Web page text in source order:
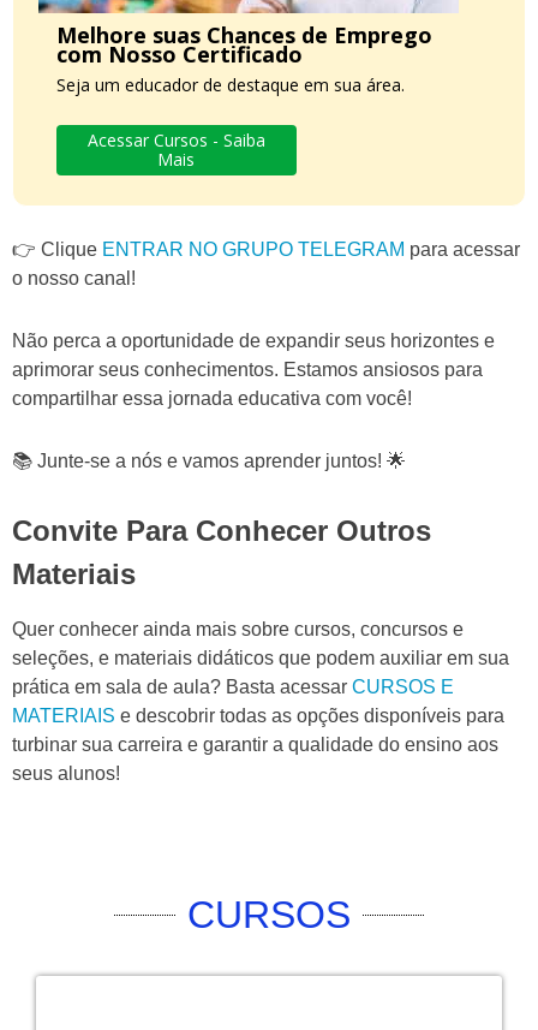
Melhore suas Chances de Emprego
com Nosso Certificado
Seja um educador de destaque em sua área.
Acessar Cursos - Saiba
Mais
👉 Clique ENTRAR NO GRUPO TELEGRAM para acessar
o nosso canal!
Não perca a oportunidade de expandir seus horizontes e
aprimorar seus conhecimentos. Estamos ansiosos para
compartilhar essa jornada educativa com você!
📚 Junte-se a nós e vamos aprender juntos! 🌟
Convite Para Conhecer Outros
Materiais
Quer conhecer ainda mais sobre cursos, concursos e
seleções, e materiais didáticos que podem auxiliar em sua
prática em sala de aula? Basta acessar CURSOS E
MATERIAIS e descobrir todas as opções disponíveis para
turbinar sua carreira e garantir a qualidade do ensino aos
seus alunos!
CURSOS